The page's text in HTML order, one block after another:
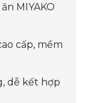
MIYAKO
cấp, mềm
dễ kết hợp